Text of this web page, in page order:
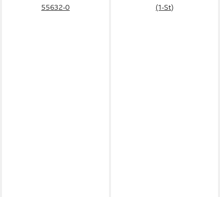
55632-0
(1-St)